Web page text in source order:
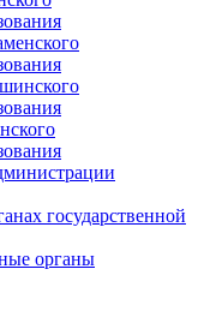
государственной
органы